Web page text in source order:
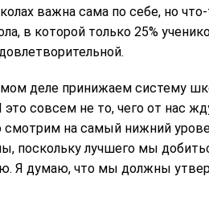
важна сама по себе, но
в которой только 25%
деле принижаем систему
совсем не то, чего от нас
на самый нижний
поскольку лучшего мы
Я думаю, что мы должны